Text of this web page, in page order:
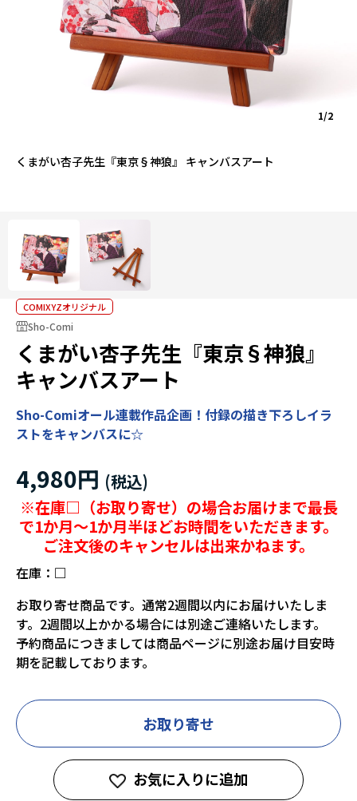
くまがい杏子先生『東京§神狼』 キャンバスアート
1/2
COMIXYZオリジナル
Sho-Comi
くまがい杏子先生『東京§神狼』
キャンバスアート
Sho-Comiオール連載作品企画！付録の描き下ろしイラ
ストをキャンバスに☆
4,980円
※在庫□（お取り寄せ）の場合お届けまで最長
で1か月～1か月半ほどお時間をいただきます。
ご注文後のキャンセルは出来かねます。
在庫： □
お取り寄せ商品です。通常2週間以内にお届けいたしま
す。2週間以上かかる場合には別途ご連絡いたします。
予約商品につきましては商品ページに別途お届け目安時
期を記載しております。
お取り寄せ
お気に入りに追加